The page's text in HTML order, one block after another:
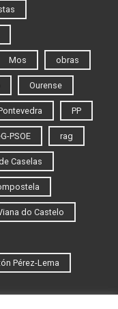
Mos obras
Ourense
PP
PSOE rag
Caselas
do Castelo
Pérez-Lema